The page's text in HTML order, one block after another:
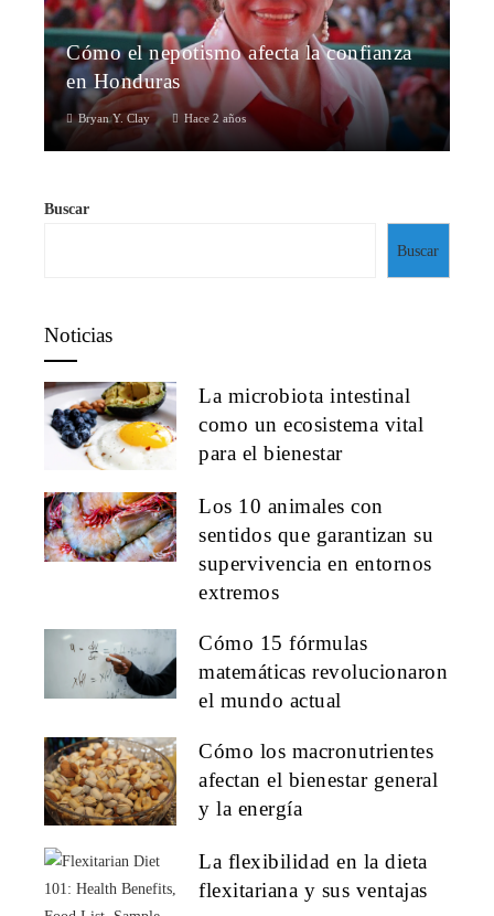
Cómo el nepotismo afecta la confianza
en Honduras
Bryan Y. Clay Hace 2 años
Buscar
Buscar
Noticias
La microbiota intestinal
como un ecosistema vital
para el bienestar
Los 10 animales con
sentidos que garantizan su
supervivencia en entornos
extremos
Cómo 15 fórmulas
matemáticas revolucionaron
el mundo actual
Cómo los macronutrientes
afectan el bienestar general
y la energía
La flexibilidad en la dieta
flexitariana y sus ventajas